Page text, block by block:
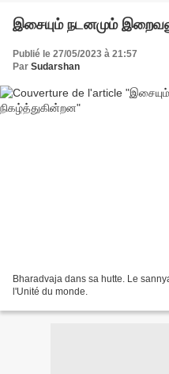
இசையும் நடனமும்
Publié le 27/05/2023 à 21:57
Par Sudarshan
Bharadvaja dans sa hutte. Le
l'Unité du monde.